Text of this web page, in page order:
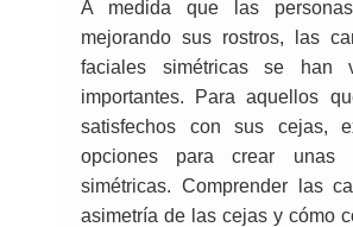
A medida que las
mejorando sus rostros, las
faciales simétricas se han
importantes. Para aquellos
satisfechos con sus cejas,
opciones para crear unas
simétricas. Comprender las
asimetría de las cejas y cómo